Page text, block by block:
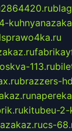
2864420.ru
113.ru
brazzers-
kitubeu-2-
cs-